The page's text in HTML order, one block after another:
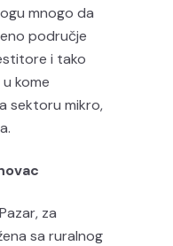
mnogo da
područje
i tako
kome
sektoru mikro,
za
sa ruralnog